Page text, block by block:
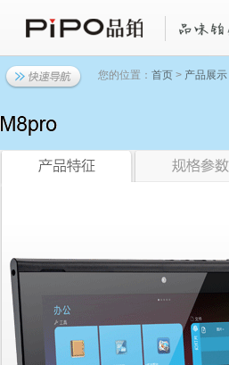
您的位置： 首页 > 产品展示